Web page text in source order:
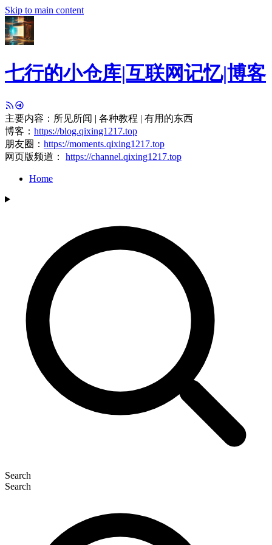
Skip to main content
七行的小仓库|互联网记忆|博客
主要内容：所见所闻 | 各种教程 | 有用的东西
博客： https://blog.qixing1217.top
朋友圈： https://moments.qixing1217.top
网页版频道： https://channel.qixing1217.top
Home
Search
Search